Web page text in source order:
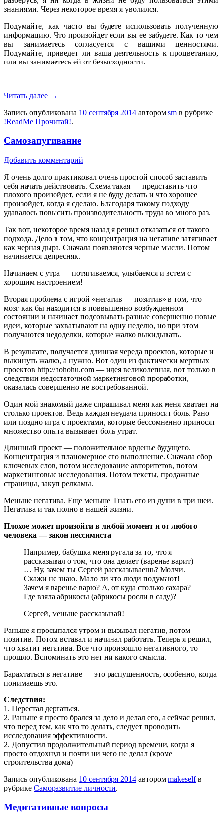
знаниями. Через некоторое время я уволился.
Подумайте, как часто вы будете использовать полученную
информацию. Что произойдет если вы ее забудете. Как то чем
вы занимаетесь согласуется с вашими ценностями.
Подумайте, приведет ли ваша деятельность к процветанию,
или вы занимаетесь ей от безысходности.
Читать далее →
Запись опубликована 10 сентября 2014 автором sm в рубрике
!ReadMe Прочитай!.
Самозапугивание
Добавить комментарий
Я очень долго практиковал очень простой способ заставить
себя начать действовать. Схема такая — представить что
плохого произойдет, если я не буду делать и что хорошее
произойдет, когда я сделаю. Благодаря такому подходу
удавалось повысить производительность труда во много раз.
Так вот, некоторое время назад я решил отказаться от такого
подхода. Дело в том, что концентрация на негативе затягивает
как черная дыра. Сначала появляются черные мысли. Потом
начинается депресняк.
Начинаем с утра — потягиваемся, улыбаемся и встем с
хорошим настроением!
Вторая проблема с игрой «негатив — позитив» в том, что
мозг как бы находится в поввышенно возбужденном
состоянии и начинает подсовывать разные совершенно новые
идеи, которые захватывают на одну неделю, но при этом
получаются недоделки, которые жалко выкидывать.
В результате, получается длинная череда проектов, которые и
выкинуть жалко, а нужно. Вот один из фактически мертвых
проектов http://hohohu.com — идея великолепная, вот только в
следствии недостаточной маркетинговой проработки,
оказалась совершенно не востребованной.
Один мой знакомый даже спрашивал меня как меня хватает на
столько проектов. Ведь каждая неудача приносит боль. Рано
или поздно игра с проектами, которые бессомненно приносят
множество опыта вызывает боль утрат.
Длинный проект — положительное врденье будущего.
Концентрация и планомерное его выполнение. Сначала сбор
ключевых слов, потом исследование авторитетов, потом
маркетинговые исследования. Потом тексты, продажные
страницы, закуп релкамы.
Меньше негатива. Еще меньше. Гнать его из души в три шеи.
Негатива и так полно в нашей жизни.
Плохое может произойти в любой момент и от любого
человека — закон пессимиста
Например, бабушка меня ругала за то, что я
рассказывал о том, что она делает (варенье варит)
… Ну, зачем ты Сергей рассказываешь? Молчи.
Скажи не знаю. Мало ли что люди подумают!
Зачем я варенье варю? А, от куда столько сахара?
Где взяла абрикосы (абрикосы росли в саду)?
Сергей, меньше рассказывай!
Раньше я просыпался утром и вызывал негатив, потом
позитив. Потом вставал и начинал работать. Теперь я решил,
что хватит негатива. Все что произошло негативного, то
прошло. Вспоминать это нет ни какого смысла.
Барахтаться в негативе — это распущенность, особенно, когда
понимаешь это.
Следствия:
1. Перестал дергаться.
2. Раньше я просто брался за дело и делал его, а сейчас решил,
что перед тем, как что то делать, следует проводить
исследования эффективности.
2. Допустил продолжительный период времени, когда я
просто отдохнул и почти ни чего не делал (кроме
строительства дома)
Запись опубликована 10 сентября 2014 автором makeselfв
рубрике Саморазвитие личности.
Медитативные вопросы